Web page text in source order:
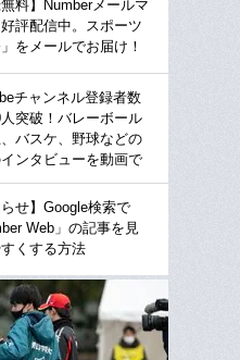
無料】Numberメールマ
評配信中。スポーツ
をメールでお届け！
チャンネル登録者数
突破！バレーボール
バスケ、野球などの
ンタビューを動画で
らせ】Google検索で
Web」の記事を見
くする方法